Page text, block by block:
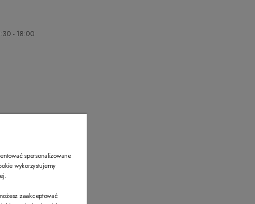
- 18:00
spersonalizowane
wykorzystujemy
zaakceptować